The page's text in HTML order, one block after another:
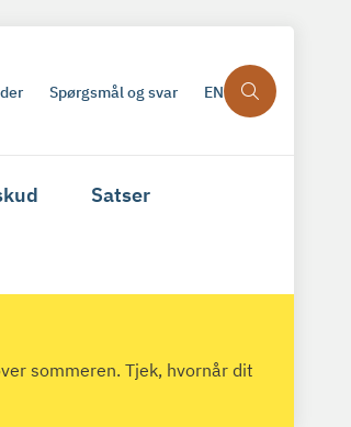
Spørgsmål og svar EN
Satser
sommeren. Tjek, hvornår dit